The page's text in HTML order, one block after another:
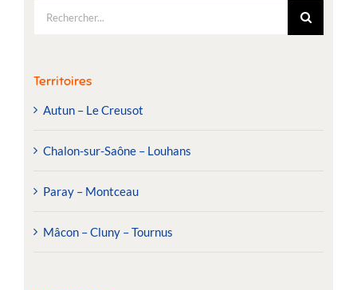
Rechercher:
Territoires
Autun – Le Creusot
Chalon-sur-Saône – Louhans
Paray – Montceau
Mâcon – Cluny – Tournus